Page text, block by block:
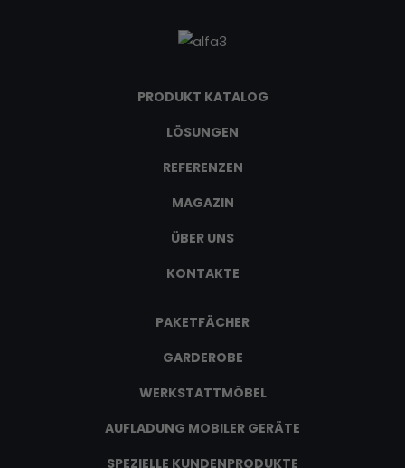
PRODUKT KATALOG
LÖSUNGEN
REFERENZEN
MAGAZIN
ÜBER UNS
KONTAKTE
PAKETFÄCHER
GARDEROBE
WERKSTATTMÖBEL
AUFLADUNG MOBILER GERÄTE
SPEZIELLE KUNDENPRODUKTE